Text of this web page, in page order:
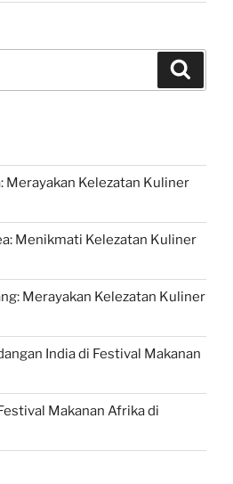
Merayakan Kelezatan Kuliner
Menikmati Kelezatan Kuliner
Merayakan Kelezatan Kuliner
India di Festival Makanan
Makanan Afrika di